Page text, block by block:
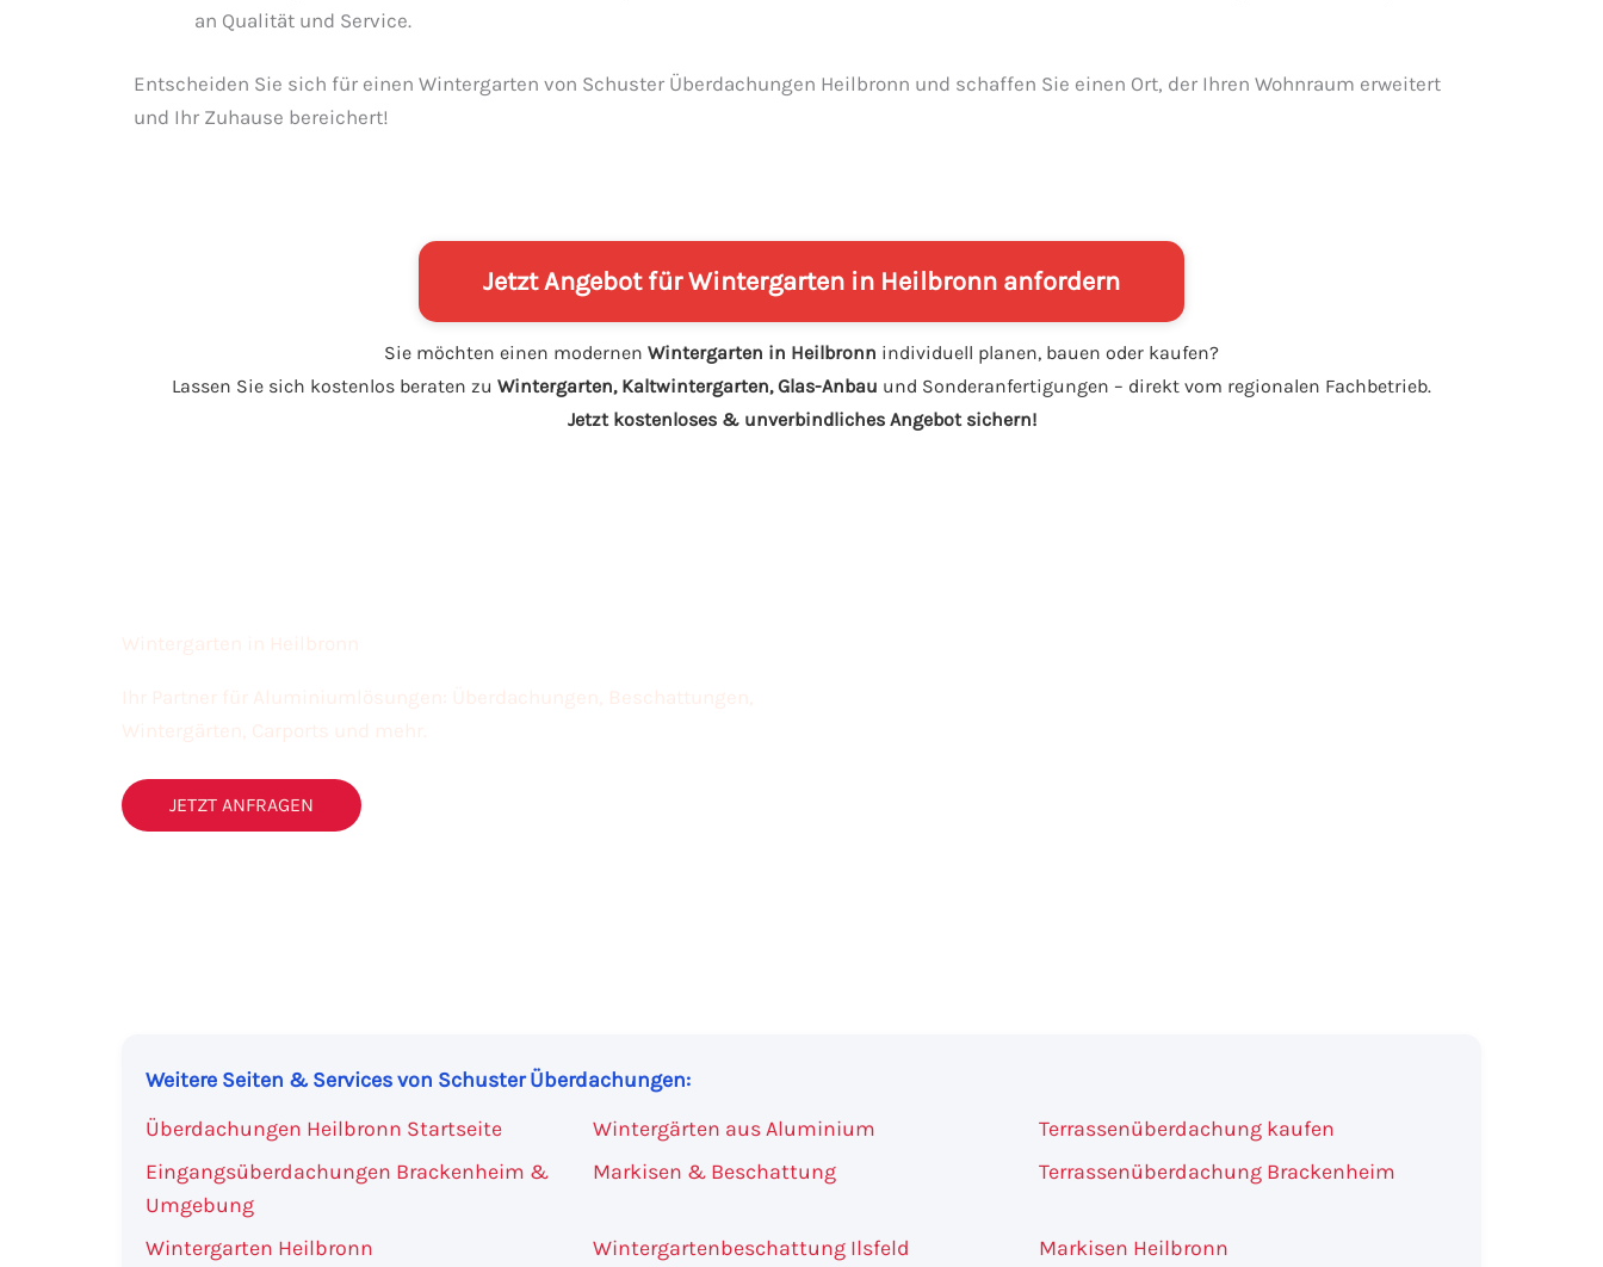
an Qualität und Service.
Entscheiden Sie sich für einen Wintergarten von Schuster Überdachungen Heilbronn und schaffen Sie einen Ort, der Ihren Wohnraum erweitert
und Ihr Zuhause bereichert!
Jetzt Angebot für Wintergarten in Heilbronn anfordern
Sie möchten einen modernen Wintergarten in Heilbronn individuell planen, bauen oder kaufen?
Lassen Sie sich kostenlos beraten zu Wintergarten, Kaltwintergarten, Glas-Anbau und Sonderanfertigungen – direkt vom regionalen Fachbetrieb.
Jetzt kostenloses & unverbindliches Angebot sichern!
Wintergarten in Heilbronn
Ihr Partner für Aluminiumlösungen: Überdachungen, Beschattungen,
Wintergärten, Carports und mehr.
JETZT ANFRAGEN
Weitere Seiten & Services von Schuster Überdachungen:
Überdachungen Heilbronn Startseite Wintergärten aus Aluminium
Terrassenüberdachung kaufen
Eingangsüberdachungen Brackenheim &
Umgebung
Markisen & Beschattung Terrassenüberdachung Brackenheim
Wintergarten Heilbronn Wintergartenbeschattung Ilsfeld Markisen Heilbronn